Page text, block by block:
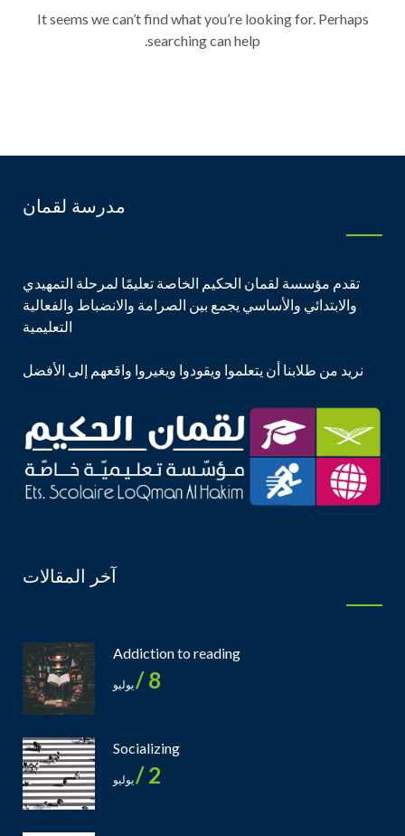
It seems we can’t find what you’re looking for. Perhaps
searching can help.
مدرسة لقمان
تقدم مؤسسة لقمان الحكيم الخاصة تعليمًا لمرحلة التمهيدي
والابتدائي والأساسي يجمع بين الصرامة والانضباط والفعالية
التعليمية
نريد من طلابنا أن يتعلموا ويقودوا ويغيروا واقعهم إلى الأفضل
آخر المقالات
Addiction to reading
8 / يوليو
Socializing
2 / يوليو